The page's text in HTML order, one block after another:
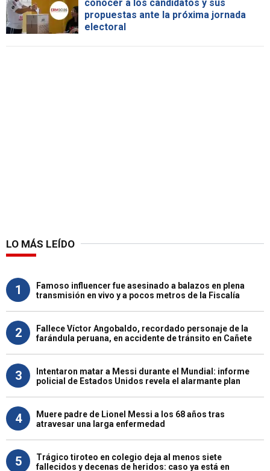
conocer a los candidatos y sus
propuestas ante la próxima jornada
electoral
LO MÁS LEÍDO
1
Famoso influencer fue asesinado a balazos en plena
transmisión en vivo y a pocos metros de la Fiscalía
2
Fallece Víctor Angobaldo, recordado personaje de la
farándula peruana, en accidente de tránsito en Cañete
3
Intentaron matar a Messi durante el Mundial: informe
policial de Estados Unidos revela el alarmante plan
4
Muere padre de Lionel Messi a los 68 años tras
atravesar una larga enfermedad
5
Trágico tiroteo en colegio deja al menos siete
fallecidos y decenas de heridos: caso ya está en